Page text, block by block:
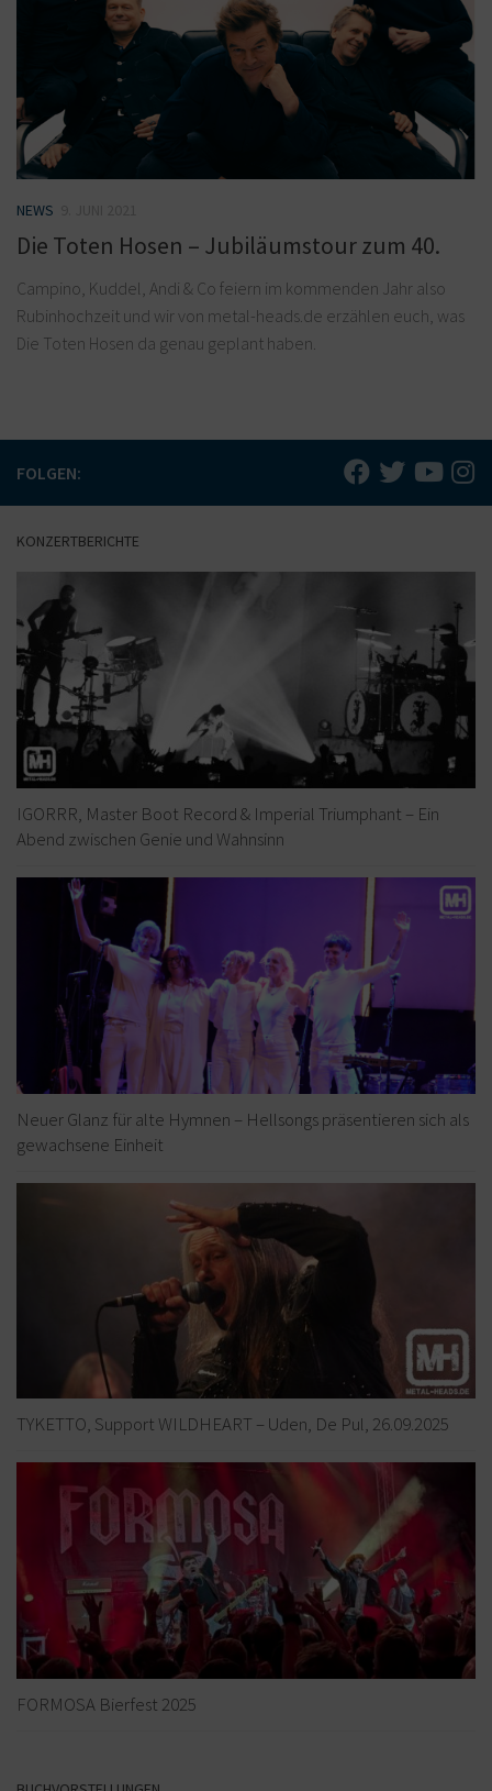
NEWS
Die Toten Hosen – Jubiläumstour zum 40.
Campino, Kuddel, Andi & Co feiern im kommenden Jahr also
Rubinhochzeit und wir von metal-heads.de erzählen euch, was
Die Toten Hosen da genau geplant haben.
FOLGEN:
KONZERTBERICHTE
IGORRR, Master Boot Record & Imperial Triumphant – Ein
Abend zwischen Genie und Wahnsinn
Neuer Glanz für alte Hymnen – Hellsongs präsentieren sich als
gewachsene Einheit
TYKETTO, Support WILDHEART – Uden, De Pul, 26.09.2025
FORMOSA Bierfest 2025